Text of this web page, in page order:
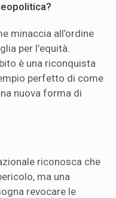
minaccia all’ordine
per l’equità.
è una riconquista
perfetto di come
nuova forma di
riconosca che
ma una
revocare le